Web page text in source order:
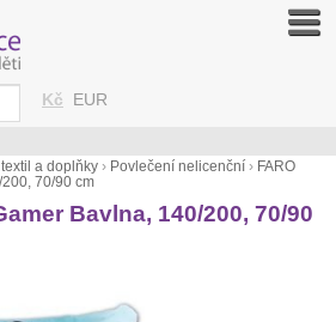
textil a doplňky › Povlečení nelicenční › FARO
70/90 cm
Bavlna, 140/200, 70/90
Kč EUR